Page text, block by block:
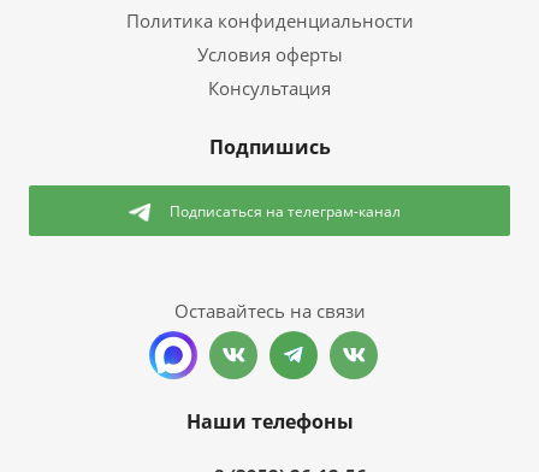
Политика конфиденциальности
Условия оферты
Консультация
Подпишись
Подписаться на телеграм-канал
Оставайтесь на связи
Наши телефоны